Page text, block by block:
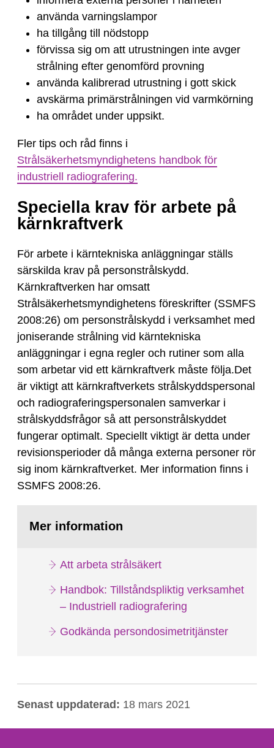
använda varningslampor
ha tillgång till nödstopp
förvissa sig om att utrustningen inte avger
strålning efter genomförd provning
använda kalibrerad utrustning i gott skick
avskärma primärstrålningen vid varmkörning
ha området under uppsikt.
Fler tips och råd finns i
Strålsäkerhetsmyndighetens handbok för
industriell radiografering.
Speciella krav för arbete på
kärnkraftverk
För arbete i kärntekniska anläggningar ställs
särskilda krav på personstrålskydd.
Kärnkraftverken har omsatt
Strålsäkerhetsmyndighetens föreskrifter (SSMFS
2008:26) om personstrålskydd i verksamhet med
joniserande strålning vid kärntekniska
anläggningar i egna regler och rutiner som alla
som arbetar vid ett kärnkraftverk måste följa.Det
är viktigt att kärnkraftverkets strålskyddspersonal
och radiograferingspersonalen samverkar i
strålskyddsfrågor så att personstrålskyddet
fungerar optimalt. Speciellt viktigt är detta under
revisionsperioder då många externa personer rör
sig inom kärnkraftverket. Mer information finns i
SSMFS 2008:26.
Mer information
Att arbeta strålsäkert
Handbok: Tillståndspliktig verksamhet
– Industriell radiografering
Godkända persondosimetritjänster
Senast uppdaterad: 18 mars 2021